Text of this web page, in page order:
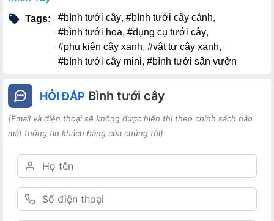
Tags: #bình tưới cây, #bình tưới cây cảnh,
#bình tưới hoa, #dụng cụ tưới cây,
#phụ kiện cây xanh, #vật tư cây xanh,
#bình tưới cây mini, #bình tưới sân vườn
HỎI ĐÁP Bình tưới cây
(Email và điện thoại sẽ không được hiển thị theo chính sách bảo
mật thông tin khách hàng của chúng tôi)